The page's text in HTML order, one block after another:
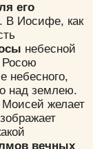
его
В Иосифе, как
небесной
небесного,
над землею.
Моисей желает
вечных